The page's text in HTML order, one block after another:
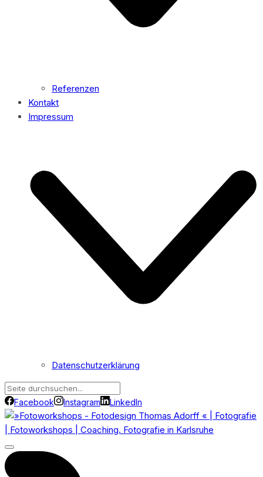
Referenzen
Kontakt
Impressum
Datenschutzerklärung
Facebook Instagram LinkedIn